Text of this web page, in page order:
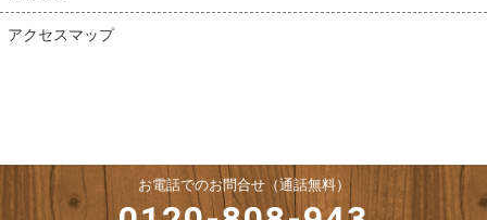
アクセスマップ
お電話でのお問合せ（通話無料）